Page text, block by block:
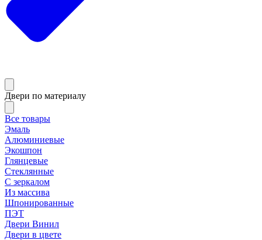
Двери по материалу
Все товары
Эмаль
Алюминиевые
Экошпон
Глянцевые
Стеклянные
С зеркалом
Из массива
Шпонированные
ПЭТ
Двери Винил
Двери в цвете